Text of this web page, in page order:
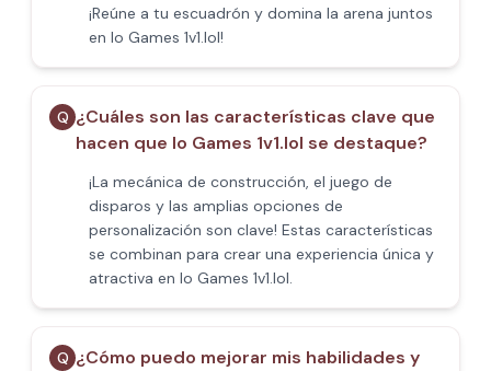
¡Reúne a tu escuadrón y domina la arena juntos
en Io Games 1v1.lol!
Q ¿Cuáles son las características clave que
hacen que Io Games 1v1.lol se destaque?
¡La mecánica de construcción, el juego de
disparos y las amplias opciones de
personalización son clave! Estas características
se combinan para crear una experiencia única y
atractiva en Io Games 1v1.lol.
Q ¿Cómo puedo mejorar mis habilidades y